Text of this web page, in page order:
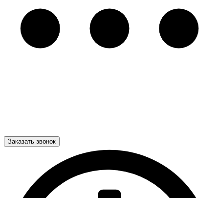
Заказать звонок